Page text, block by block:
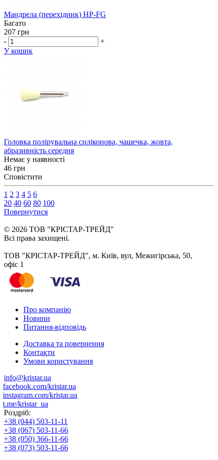
Мандрела (перехідник) HP-FG
Багато
207 грн
-
+
У кошик
Головка полірувальна силіконова, чашечка, жовта,
абразивність середня
Немає у наявності
46 грн
Сповістити
1 2 3 4 5 6
20 40 60 80 100
Повернутися
© 2026 ТОВ "КРІСТАР-ТРЕЙД"
Всі права захищені.
ТОВ "КРІСТАР-ТРЕЙД", м. Київ, вул, Межигірська, 50,
офіс 1
Про компанію
Новини
Питання-відповідь
Доставка та повернення
Контакти
Умови користування
info@kristar.ua
facebook.com/kristar.ua
instagram.com/kristar.ua
t.me/kristar_ua
Роздріб:
+38 (044) 503-11-11
+38 (067) 503-11-66
+38 (050) 366-11-66
+38 (073) 503-11-66